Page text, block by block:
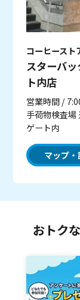
コーヒースト
スターバ
ト内店
営業時間 /
手荷物検査場
ゲート内
マップ
おトク